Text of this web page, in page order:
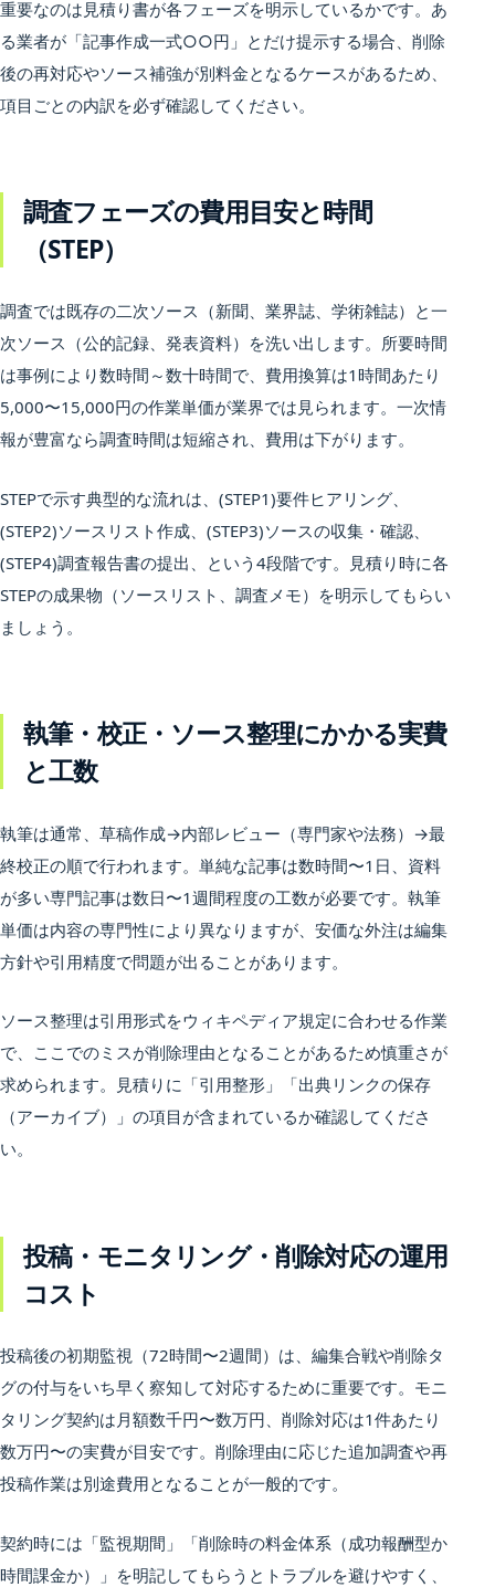
重要なのは見積り書が各フェーズを明示しているかです。あ
る業者が「記事作成一式○○円」とだけ提示する場合、削除
後の再対応やソース補強が別料金となるケースがあるため、
項目ごとの内訳を必ず確認してください。
調査フェーズの費用目安と時間
（STEP）
調査では既存の二次ソース（新聞、業界誌、学術雑誌）と一
次ソース（公的記録、発表資料）を洗い出します。所要時間
は事例により数時間～数十時間で、費用換算は1時間あたり
5,000〜15,000円の作業単価が業界では見られます。一次情
報が豊富なら調査時間は短縮され、費用は下がります。
STEPで示す典型的な流れは、(STEP1)要件ヒアリング、
(STEP2)ソースリスト作成、(STEP3)ソースの収集・確認、
(STEP4)調査報告書の提出、という4段階です。見積り時に各
STEPの成果物（ソースリスト、調査メモ）を明示してもらい
ましょう。
執筆・校正・ソース整理にかかる実費
と工数
執筆は通常、草稿作成→内部レビュー（専門家や法務）→最
終校正の順で行われます。単純な記事は数時間〜1日、資料
が多い専門記事は数日〜1週間程度の工数が必要です。執筆
単価は内容の専門性により異なりますが、安価な外注は編集
方針や引用精度で問題が出ることがあります。
ソース整理は引用形式をウィキペディア規定に合わせる作業
で、ここでのミスが削除理由となることがあるため慎重さが
求められます。見積りに「引用整形」「出典リンクの保存
（アーカイブ）」の項目が含まれているか確認してくださ
い。
投稿・モニタリング・削除対応の運用
コスト
投稿後の初期監視（72時間〜2週間）は、編集合戦や削除タ
グの付与をいち早く察知して対応するために重要です。モニ
タリング契約は月額数千円〜数万円、削除対応は1件あたり
数万円〜の実費が目安です。削除理由に応じた追加調査や再
投稿作業は別途費用となることが一般的です。
契約時には「監視期間」「削除時の料金体系（成功報酬型か
時間課金か）」を明記してもらうとトラブルを避けやすく、